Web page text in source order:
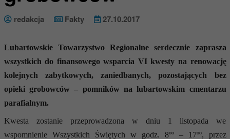
redakcja Fakty 27.10.2017
Lubartowskie Towarzystwo Regionalne serdecznie zaprasza
wszystkich do finansowego wsparcia VI kwesty na renowację
kolejnych zabytkowych, zaniedbanych, pozostających bez
opieki grobowców – pomników na lubartowskim cmentarzu
parafialnym.
Kwesta zostanie przeprowadzona w dniu 1 listopada we
wspomnienie Wszystkich Świętych w godz. 8ºº – 17ºº, przez